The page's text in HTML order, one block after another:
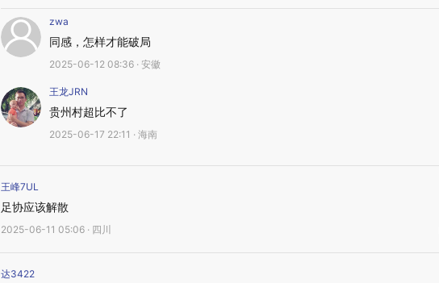
zwa
同感，怎样才能破局
2025-06-12 08:36 · 安徽
王龙JRN
贵州村超比不了
2025-06-17 22:11 · 海南
王峰7UL
足协应该解散
2025-06-11 05:06 · 四川
达3422